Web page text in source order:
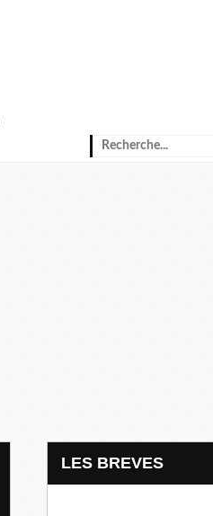
LES BREVES